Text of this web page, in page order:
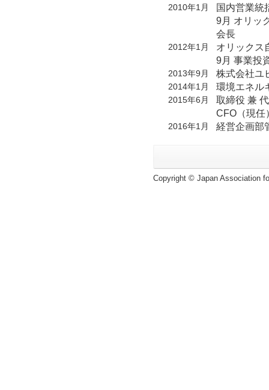
2010年1月
国内営業統
9月 オリッ
会長
2012年1月
オリックス
9月 事業投
2013年9月 株式会社ユ
2014年1月 環境エネル
2015年6月
取締役 兼
CFO（現任
2016年1月 経営企画部
Copyright © Japan Association